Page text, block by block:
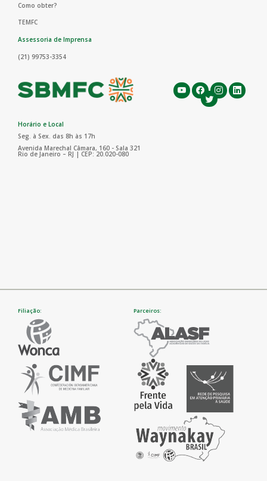
Como obter?
TEMFC
Assessoria de Imprensa
(21) 99753-3354
Horário e Local
Seg. à Sex. das 8h às 17h
Avenida Marechal Câmara, 160 - Sala 321
Rio de Janeiro – RJ | CEP: 20.020-080
Filiação: Parceiros: